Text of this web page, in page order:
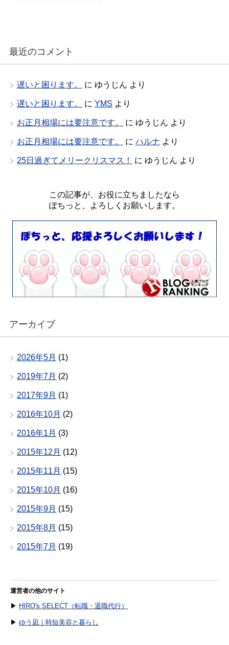
最近のコメント
遅いと困ります。 に ゆうじん より
遅いと困ります。 に YMS より
お正月相場には要注意です。 に ゆうじん より
お正月相場には要注意です。 に ハルナ より
25日過ぎてメリークリスマス！ に ゆうじん より
この記事が、お役に立ちましたなら
ぽちっと、よろしくお願いします。
アーカイブ
2026年5月 (1)
2019年7月 (2)
2017年9月 (1)
2016年10月 (2)
2016年1月 (3)
2015年12月 (12)
2015年11月 (15)
2015年10月 (16)
2015年9月 (15)
2015年8月 (15)
2015年7月 (19)
運営者の他のサイト
▶ HIRO's SELECT（転職・退職代行）
▶ ゆう凪｜時短美容と暮らし